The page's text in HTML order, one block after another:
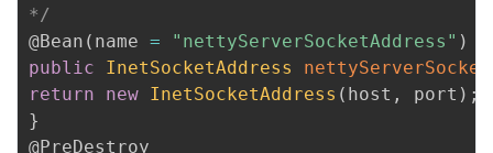
*/
@Bean ( name = "nettyServerSocketAddress" )
public
InetSocketAddress
return
new InetSocketAddress ( host , port ) ;
}
@PreDestroy